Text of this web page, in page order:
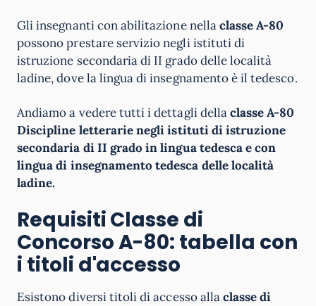
Gli insegnanti con abilitazione nellaclasse A-80
possono prestare servizio negli istituti di
istruzione secondaria di II grado delle località
ladine, dove la lingua di insegnamento è il tedesco.
Andiamo a vedere tutti i dettagli dellaclasse A-80
Discipline letterarie negli istituti di istruzione
secondaria di II grado in lingua tedesca e con
lingua di insegnamento tedesca delle località
ladine.
Requisiti Classe di
Concorso A-80: tabella con
i titoli d'accesso
Esistono diversi titoli di accesso allaclasse di